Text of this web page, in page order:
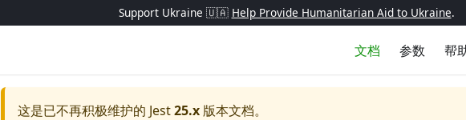
Support Ukraine 🇺🇦 Help Provide Humanitarian Aid to Ukraine.
文档 参数 帮
这是已不再积极维护的 Jest25.x 版本文档。